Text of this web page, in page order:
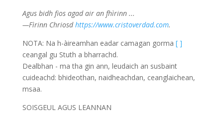
Agus bidh fios agad air an fhìrinn ...
—Fìrinn Chriosdhttps://www.cristoverdad.com.
NOTA: Na h-àireamhan eadar camagan gorma [ ]
ceangal gu Stuth a bharrachd.
Dealbhan - ma tha gin ann, leudaich an susbaint
cuideachd: bhideothan, naidheachdan, ceanglaichean,
msaa.
SOISGEUL AGUS LEANNAN